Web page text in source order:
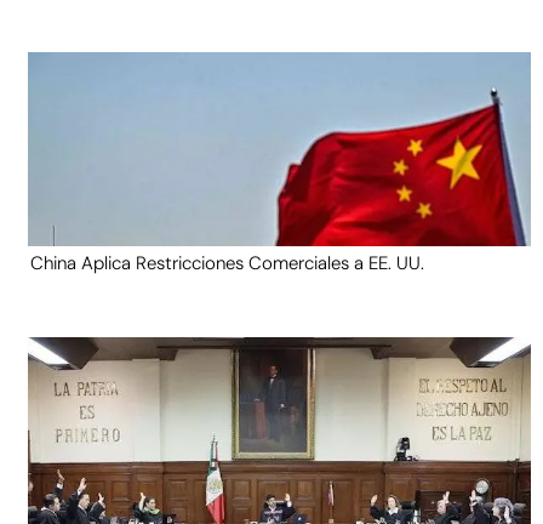
China Aplica Restricciones Comerciales a EE. UU.